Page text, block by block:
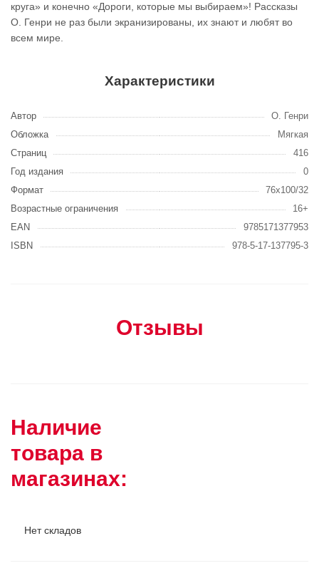
круга» и конечно «Дороги, которые мы выбираем»! Рассказы
О. Генри не раз были экранизированы, их знают и любят во
всем мире.
Характеристики
Автор
О. Генри
Обложка
Мягкая
Страниц
416
Год издания
0
Формат
76x100/32
Возрастные ограничения
16+
EAN
9785171377953
ISBN
978-5-17-137795-3
Отзывы
Наличие
товара в
магазинах:
Нет складов